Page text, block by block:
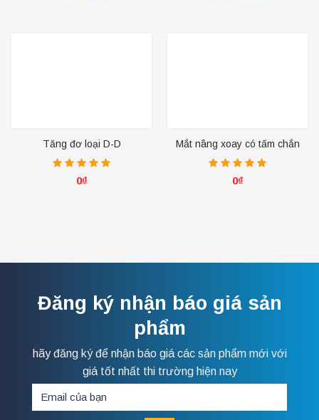
Tăng đơ loại D-D
0₫
Mắt nâng xoay có tấm chắn
YD094
0₫
Đăng ký nhận báo giá sản
phẩm
hãy đăng ký để nhận báo giá các sản phẩm mới với
giá tốt nhất thi trường hiện nay